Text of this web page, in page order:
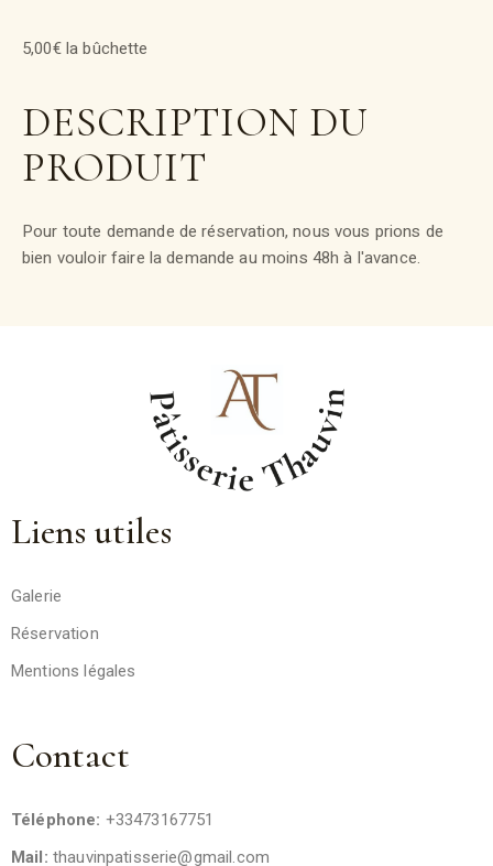
5,00€ la bûchette
DESCRIPTION DU
PRODUIT
Pour toute demande de réservation, nous vous prions de
bien vouloir faire la demande au moins 48h à l'avance.
Liens utiles
Galerie
Réservation
Mentions légales
Contact
Téléphone: +33473167751
Mail: thauvinpatisserie@gmail.com